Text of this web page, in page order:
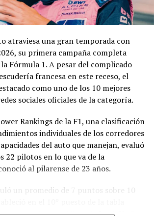
de la solicitud hacen
integral de la documentación
a la composición societaria de la
la concesión.
mientras la concesión del Minella
en una delicadísima situación
mediante el cual Minella Stadium
si existieron irregularidades en la
por el Municipio.
en la Justicia, derivó en
de distintos sectores políticos y en
la lupa tanto el proceso licitatorio
atraviesa una gran temporada con
su primera campaña completa
Fórmula 1. A pesar del complicado
francesa en este receso, el
como uno de los 10 mejores
sociales oficiales de la categoría.
Rankings de la F1, una clasificación
individuales de los corredores
del auto que manejan, evaluó
22 pilotos en lo que va de la
al pilarense de 23 años.
un promedio de 7 puntos sobre 10
en puntaje con el francés Isack Hadjar,